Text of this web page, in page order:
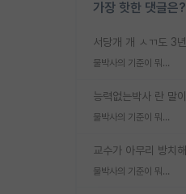
가장 핫한 댓글은?
물박사의 기준이 뭐임?
물박사의 기준이 뭐임?
물박사의 기준이 뭐임?